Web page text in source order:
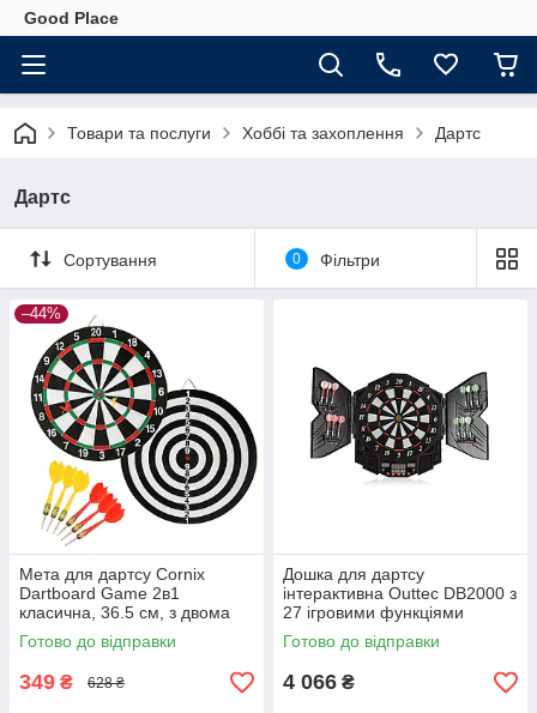
Good Place
Товари та послуги Хоббі та захоплення Дартс
Дартс
Сортування 0 Фільтри
–44%
Мета для дартсу Cornix
Dartboard Game 2в1
класична, 36.5 см, з двома
наборами дротиків XR-0391
GoodPlace -worry-free-
Готово до відправки
349 ₴ 628 ₴
Дошка для дартсу
інтерактивна Outtec DB2000 з
27 ігровими функціями
GoodPlace -worry-free-
shopping-
Готово до відправки
4 066 ₴